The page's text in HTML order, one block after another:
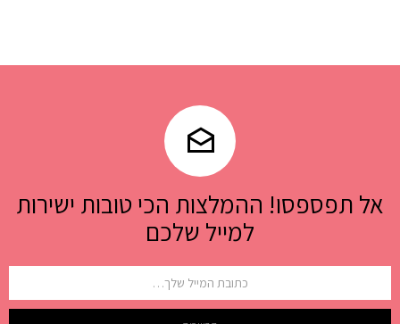
אל תפספסו! ההמלצות הכי טובות ישירות
למייל שלכם